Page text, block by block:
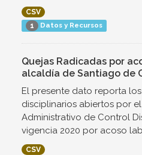
CSV
1 Datos y Recursos
Quejas Radicadas por
alcaldía de Santiago de
El presente dato reporta
disciplinarios abiertos por
Administrativo de Control
vigencia 2020 por acoso
CSV